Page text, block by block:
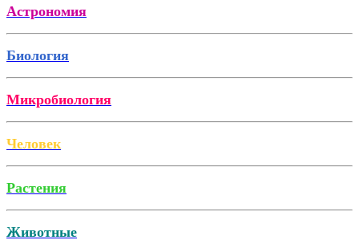
Астрономия
Биология
Микробиология
Человек
Растения
Животные